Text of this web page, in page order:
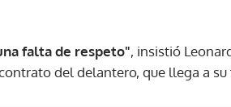
falta de respeto", insistió
del delantero, que llega a